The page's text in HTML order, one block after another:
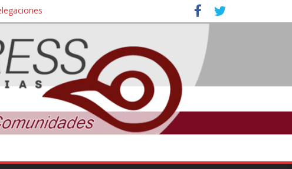
denuncian daños de Pemex